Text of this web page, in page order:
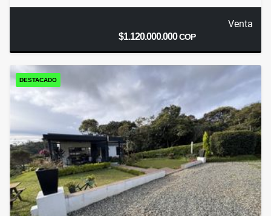
Venta
$1.120.000.000COP
DESTACADO